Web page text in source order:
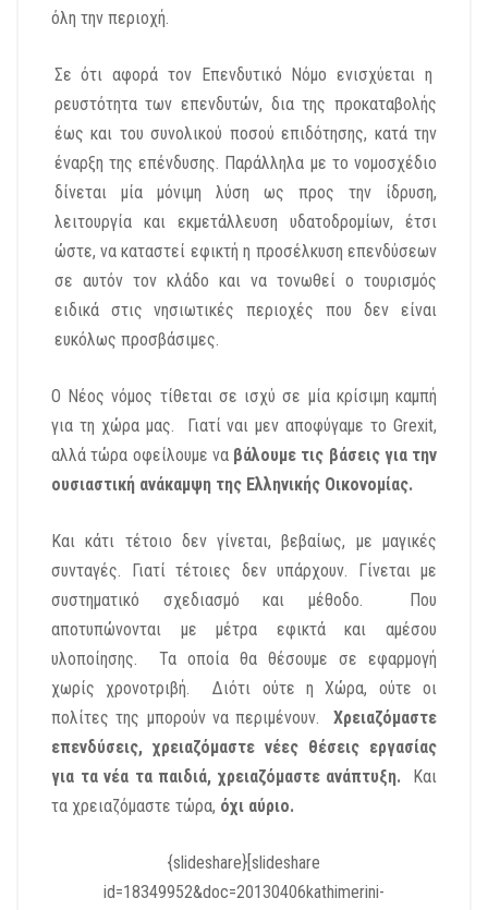
όλη την περιοχή.
Σε ότι αφορά τον Επενδυτικό Νόμο ενισχύεται η
ρευστότητα των επενδυτών, δια της προκαταβολής
έως και του συνολικού ποσού επιδότησης, κατά την
έναρξη της επένδυσης. Παράλληλα με το νομοσχέδιο
δίνεται μία μόνιμη λύση ως προς την ίδρυση,
λειτουργία και εκμετάλλευση υδατοδρομίων, έτσι
ώστε, να καταστεί εφικτή η προσέλκυση επενδύσεων
σε αυτόν τον κλάδο και να τονωθεί ο τουρισμός
ειδικά στις νησιωτικές περιοχές που δεν είναι
ευκόλως προσβάσιμες.
Ο Νέος νόμος τίθεται σε ισχύ σε μία κρίσιμη καμπή
για τη χώρα μας. Γιατί ναι μεν αποφύγαμε το Grexit,
αλλά τώρα οφείλουμε να βάλουμε τις βάσεις για την
ουσιαστική ανάκαμψη της Ελληνικής Οικονομίας.
Και κάτι τέτοιο δεν γίνεται, βεβαίως, με μαγικές
συνταγές. Γιατί τέτοιες δεν υπάρχουν. Γίνεται με
συστηματικό σχεδιασμό και μέθοδο. Που
αποτυπώνονται με μέτρα εφικτά και αμέσου
υλοποίησης. Τα οποία θα θέσουμε σε εφαρμογή
χωρίς χρονοτριβή. Διότι ούτε η Χώρα, ούτε οι
πολίτες της μπορούν να περιμένουν. Χρειαζόμαστε
επενδύσεις, χρειαζόμαστε νέες θέσεις εργασίας
για τα νέα τα παιδιά, χρειαζόμαστε ανάπτυξη.
Και
τα χρειαζόμαστε τώρα, όχι αύριο.
{slideshare}[slideshare
id=18349952&doc=20130406kathimerini-